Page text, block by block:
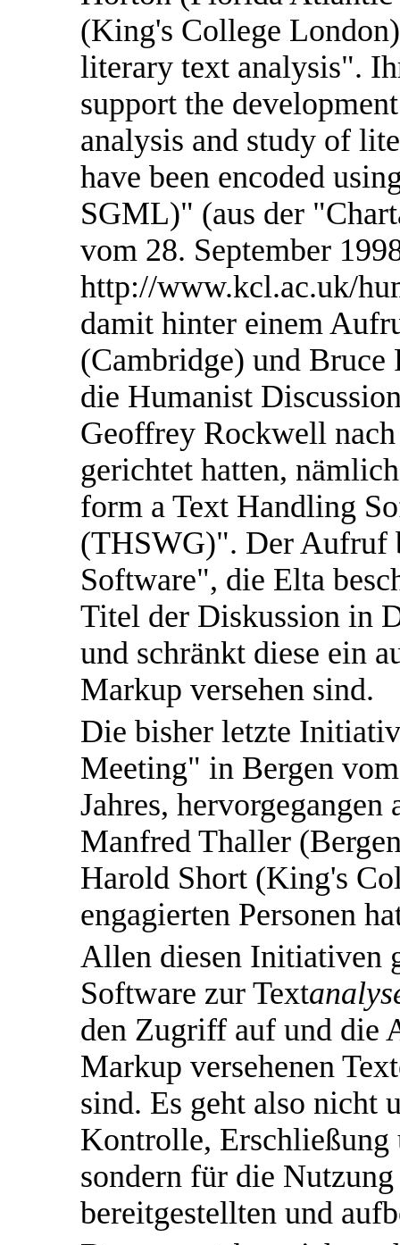
(King's College
literary text analysis".
support the
analysis and study of
have been encoded
SGML)" (aus der
vom 28. September
http://www.kcl.ac.uk/
damit hinter einem
(Cambridge) und Bruce
die Humanist
Geoffrey Rockwell
gerichtet hatten,
form a Text Handling
(THSWG)". Der Aufruf
Software", die Elta
Titel der Diskussion in
und schränkt diese ein
Markup versehen sind.
Die bisher letzte
Meeting" in Bergen
Jahres,
Manfred Thaller
Harold Short (King's
engagierten Personen
Allen diesen Initiativen
Software zur Text
den Zugriff auf und die
Markup versehenen
sind. Es geht also
Kontrolle, Erschließung
sondern für die
bereitgestellten und